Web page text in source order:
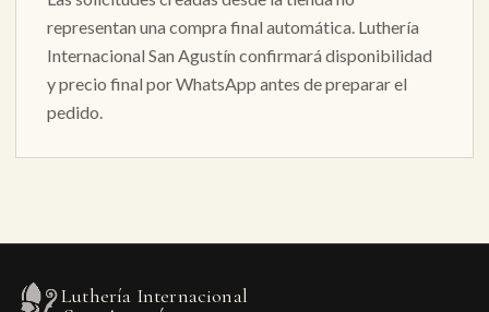
representan una compra final automática. Luthería
Internacional San Agustín confirmará disponibilidad
y precio final por WhatsApp antes de preparar el
pedido.
Luthería Internacional